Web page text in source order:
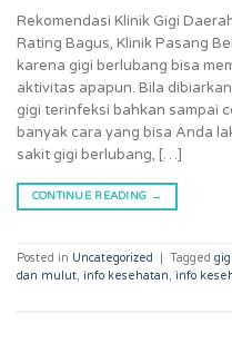
Rekomendasi Klinik Gigi
Rating Bagus, Klinik Pasang
karena gigi berlubang bisa
aktivitas apapun. Bila
gigi terinfeksi bahkan sampai
banyak cara yang bisa Anda
sakit gigi berlubang, […]
CONTINUE READING →
Posted in Uncategorized Tagged
dan mulut, info kesehatan, info